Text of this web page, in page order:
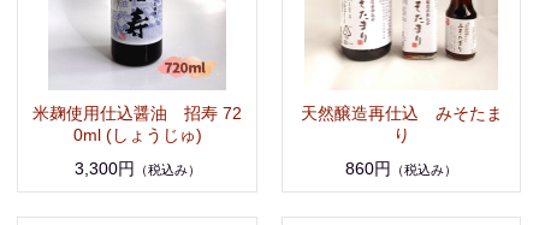
米麹使用仕込醤油 招寿 72
0ml (しょうじゅ)
3,300円
（税込み）
天然醸造再仕込 みそたま
り
860円
（税込み）